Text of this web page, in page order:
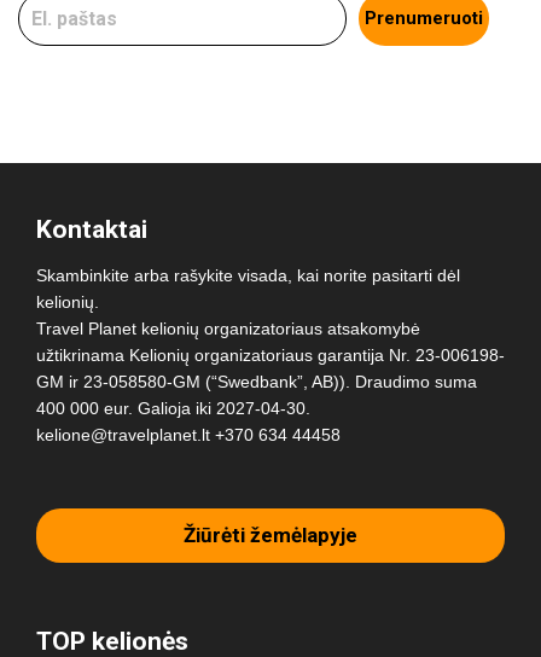
Prenumeruoti
Kontaktai
Skambinkite arba rašykite visada, kai norite pasitarti dėl
kelionių.
Travel Planet kelionių organizatoriaus atsakomybė
užtikrinama Kelionių organizatoriaus garantija Nr. 23-006198-
GM ir 23-058580-GM (“Swedbank”, AB)). Draudimo suma
400 000 eur. Galioja iki 2027-04-30.
kelione@travelplanet.lt +370 634 44458
Žiūrėti žemėlapyje
TOP kelionės